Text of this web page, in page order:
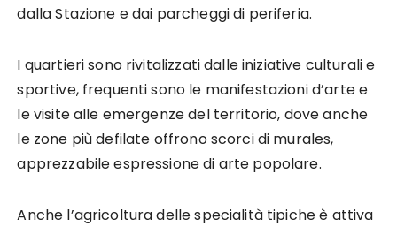
dalla Stazione e dai parcheggi di periferia.
I quartieri sono rivitalizzati dalle iniziative culturali e
sportive, frequenti sono le manifestazioni d’arte e
le visite alle emergenze del territorio, dove anche
le zone più defilate offrono scorci di murales,
apprezzabile espressione di arte popolare.
Anche l’agricoltura delle specialità tipiche è attiva